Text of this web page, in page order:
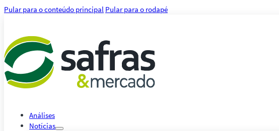
Pular para o conteúdo principal Pular para o rodapé
Análises
Notícias